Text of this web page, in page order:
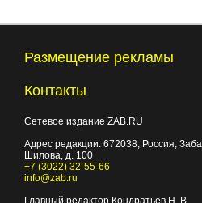
Размещение рекламы
Контакты
Сетевое издание ZAB.RU
Адрес редакции: 672038, Россия,
Шилова, д. 100
+7 (3022) 32-55-66
info@zab.ru
Главный редактор Кондратьев Н. В.